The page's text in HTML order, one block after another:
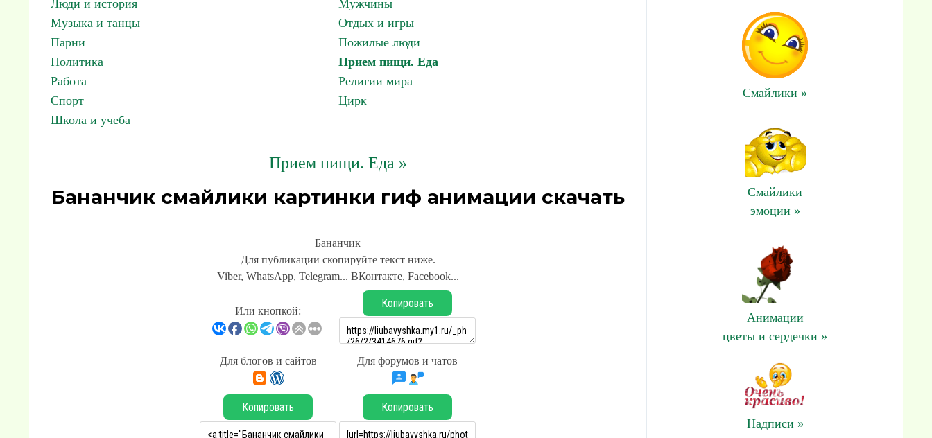
Люди и история
Мужчины
Музыка и танцы
Отдых и игры
Парни
Пожилые люди
Политика
Прием пищи. Еда
Работа
Религии мира
Спорт
Цирк
Школа и учеба
Прием пищи. Еда »
Бананчик смайлики картинки гиф анимации скачать
Бананчик
Для публикации скопируйте текст ниже.
Viber, WhatsApp, Telegram... ВКонтакте, Facebook...
Или кнопкой:
Копировать
Для блогов и сайтов Для форумов и чатов
Копировать Копировать
Смайлики »
Смайлики
эмоции »
Анимации
цветы и сердечки »
Надписи »